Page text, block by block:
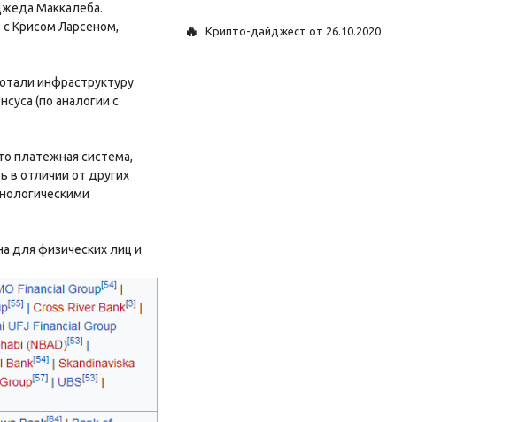
Маккалеба.
Крисом Ларсеном,
инфраструктуру
(по аналогии с
платежная система,
в отличии от других
для физических лиц и
🔥 Крипто-дайджест от 26.10.2020